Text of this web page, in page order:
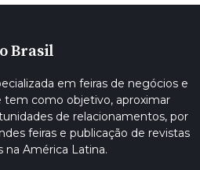
Brasil
em feiras de negócios e
tem como objetivo, aproximar
de relacionamentos, por
feiras e publicação de revistas
na América Latina.